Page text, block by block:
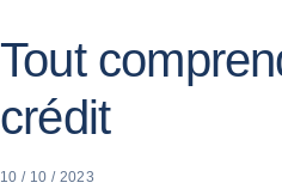
Tout
crédit
10 / 10 / 2023